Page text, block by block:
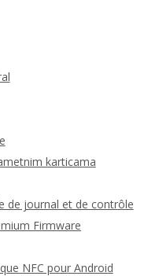
karticama
de journal et de contrôle
Firmware
NFC pour Android